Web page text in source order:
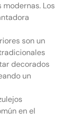
Los
son un
decorados
un
en el